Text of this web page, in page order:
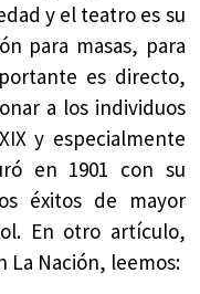
y el teatro es su
para masas, para
es directo,
a los individuos
y especialmente
en 1901 con su
éxitos de mayor
En otro artículo,
La Nación, leemos: